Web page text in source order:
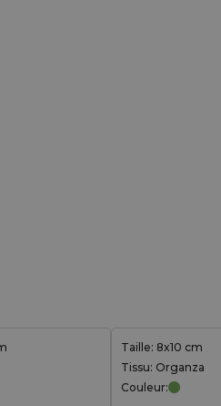
Taille: 8x10 cm
Tissu: Organza
Couleur: